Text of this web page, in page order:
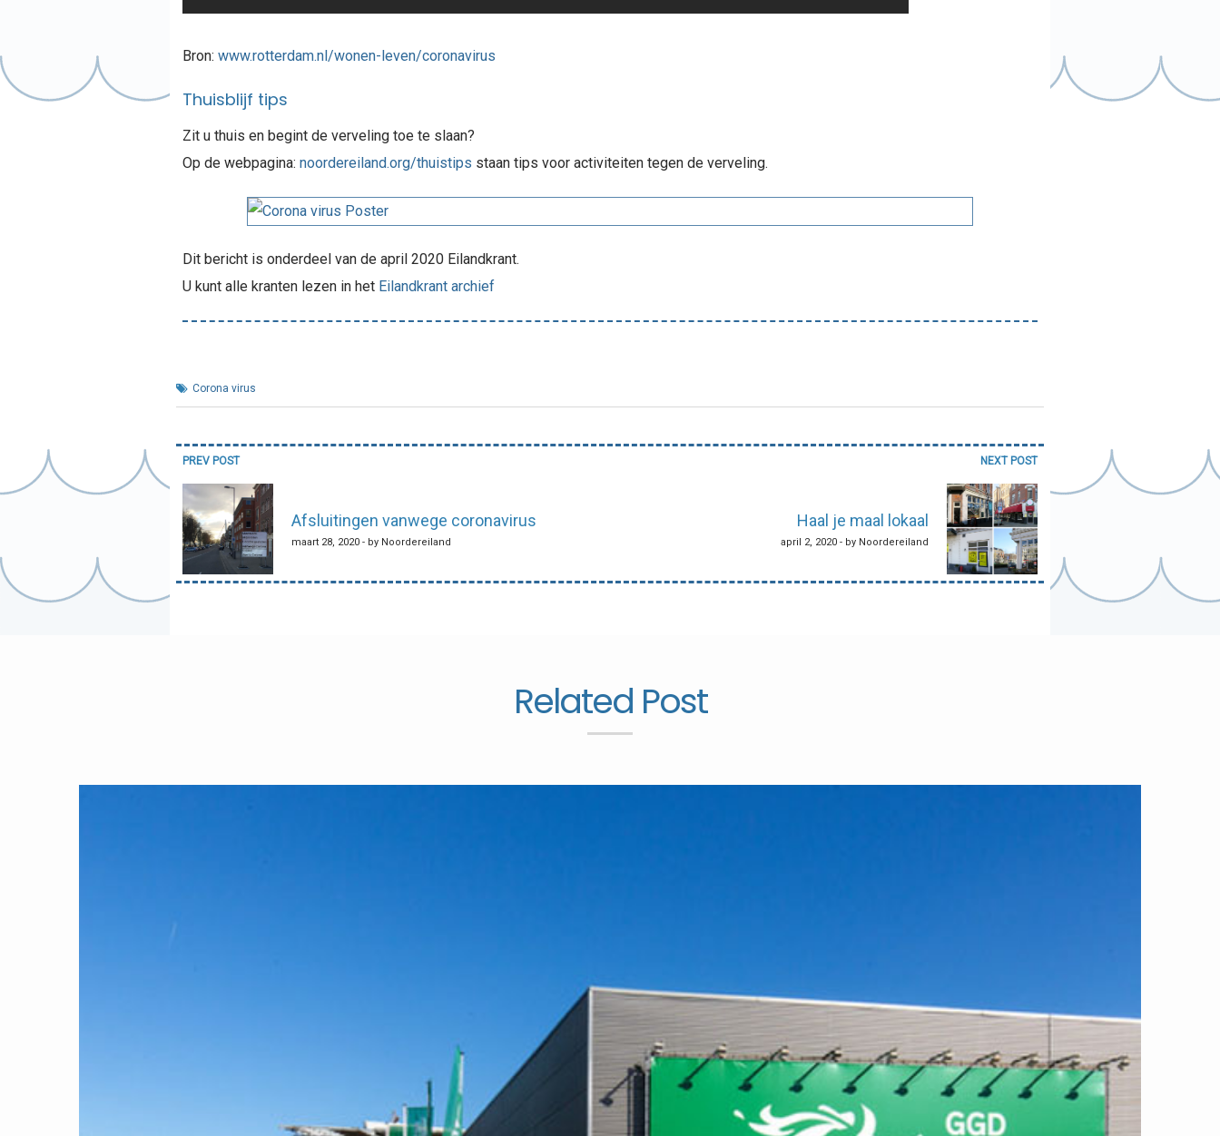
Bron: www.rotterdam.nl/wonen-leven/coronavirus
Thuisblijf tips
Zit u thuis en begint de verveling toe te slaan?
Op de webpagina: noordereiland.org/thuistips staan tips voor activiteiten tegen de verveling.
Dit bericht is onderdeel van de april 2020 Eilandkrant.
U kunt alle kranten lezen in het Eilandkrant archief
Corona virus
Bericht
navigatie
PREV POST
Afsluitingen vanwege coronavirus
maart 28, 2020 - by Noordereiland
NEXT POST
Haal je maal lokaal
april 2, 2020 - by Noordereiland
Related Post